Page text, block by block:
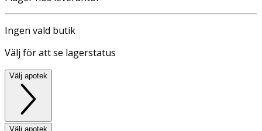
Ingen vald butik
Välj för att se lagerstatus
Välj apotek
Välj apotek